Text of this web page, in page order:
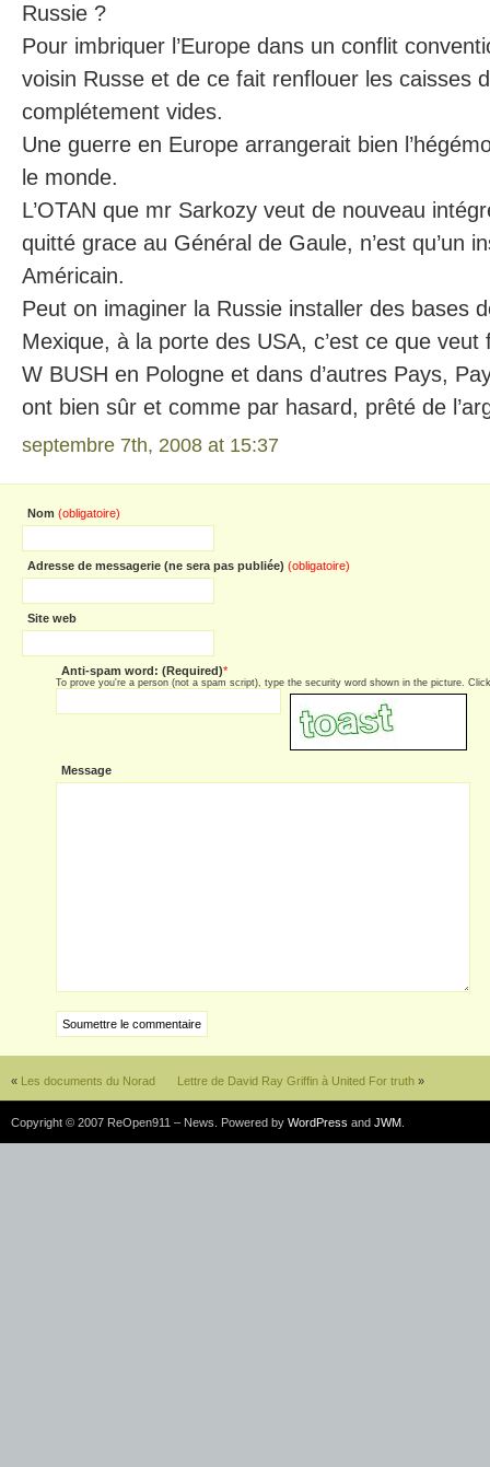
Russie ?
Pour imbriquer l’Europe dans un conflit
voisin Russe et de ce fait renflouer les caisses
complétement vides.
Une guerre en Europe arrangerait bien
le monde.
L’OTAN que mr Sarkozy veut de nouveau
quitté grace au Général de Gaule, n’est qu’un
Américain.
Peut on imaginer la Russie installer des bases
Mexique, à la porte des USA, c’est ce que veut
W BUSH en Pologne et dans d’autres Pays,
ont bien sûr et comme par hasard, prêté de
septembre 7th, 2008 at 15:37
Nom (obligatoire)
Adresse de messagerie (ne sera pas publiée) (obligatoire)
Site web
Anti-spam word: (Required)*
To prove you're a person (not a spam script), type the security word shown in the picture.
Message
« Les documents du Norad Lettre de David Ray Griffin à United For truth »
Copyright © 2007 ReOpen911 – News. Powered by WordPress and JWM